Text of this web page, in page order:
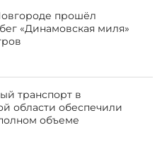
прошёл
«Динамовская миля»
транспорт в
области обеспечили
объеме